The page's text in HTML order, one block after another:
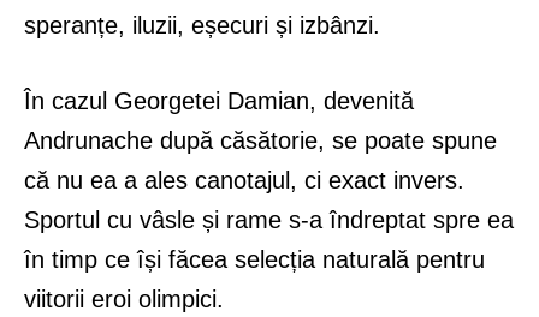
speranțe, iluzii, eșecuri și izbânzi.
În cazul Georgetei Damian, devenită
Andrunache după căsătorie, se poate spune
că nu ea a ales canotajul, ci exact invers.
Sportul cu vâsle și rame s-a îndreptat spre ea
în timp ce își făcea selecția naturală pentru
viitorii eroi olimpici.